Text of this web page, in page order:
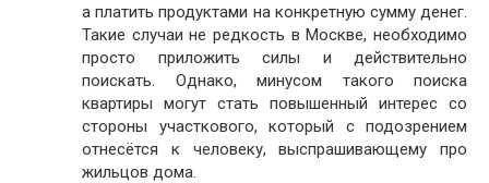
а платить продуктами на конкретную сумму денег.
Такие случаи не редкость в Москве, необходимо
просто приложить силы и действительно
поискать. Однако, минусом такого поиска
квартиры могут стать повышенный интерес со
стороны участкового, который с подозрением
отнесётся к человеку, выспрашивающему про
жильцов дома.